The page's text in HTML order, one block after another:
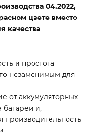
04.2022,
цвете вместо
качества
и простота
незаменимым для
от аккумуляторных
батареи и,
производительность